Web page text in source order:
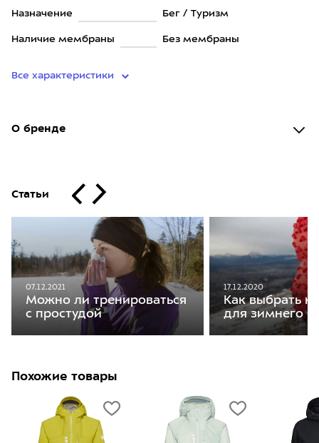
Назначение Бег / Туризм
Наличие мембраны Без мембраны
Все характеристики
О бренде
Статьи
07.12.2021
Можно ли тренироваться
с простудой
17.12.2020
Как выбрать
для зимнего
Похожие товары